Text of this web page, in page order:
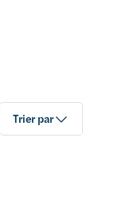
Trier par